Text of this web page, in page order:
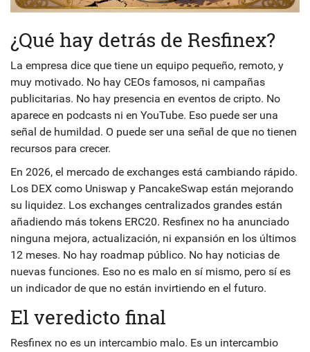
¿Qué hay detrás de Resfinex?
La empresa dice que tiene un equipo pequeño, remoto, y
muy motivado. No hay CEOs famosos, ni campañas
publicitarias. No hay presencia en eventos de cripto. No
aparece en podcasts ni en YouTube. Eso puede ser una
señal de humildad. O puede ser una señal de que no tienen
recursos para crecer.
En 2026, el mercado de exchanges está cambiando rápido.
Los DEX como Uniswap y PancakeSwap están mejorando
su liquidez. Los exchanges centralizados grandes están
añadiendo más tokens ERC20. Resfinex no ha anunciado
ninguna mejora, actualización, ni expansión en los últimos
12 meses. No hay roadmap público. No hay noticias de
nuevas funciones. Eso no es malo en sí mismo, pero sí es
un indicador de que no están invirtiendo en el futuro.
El veredicto final
Resfinex no es un intercambio malo. Es un intercambio